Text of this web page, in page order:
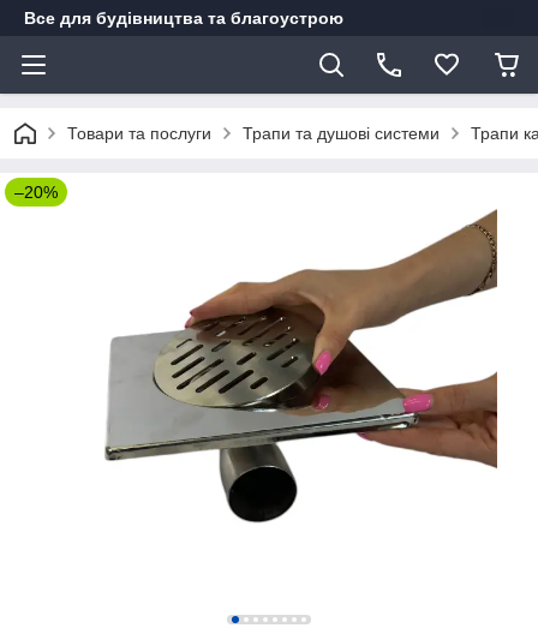
Все для будівництва та благоустрою
Товари та послуги Трапи та душові системи Трапи
–20%